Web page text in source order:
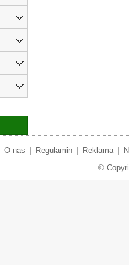
O nas Regulamin Reklama
©